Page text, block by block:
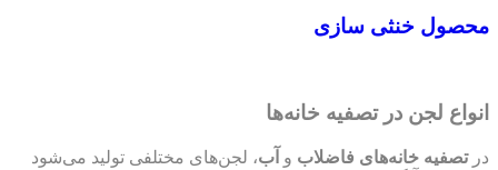
محصول خنثی سازی
انواع لجن در تصفیه خانه‌ها
درتصفیه خانه‌های فاضلاب و آب، لجن‌های مختلفی تولید می‌شود